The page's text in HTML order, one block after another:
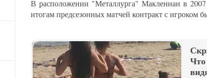
В расположении "Металлурга" Макленнан в
итогам предсезонных матчей контракт с игроком
Что